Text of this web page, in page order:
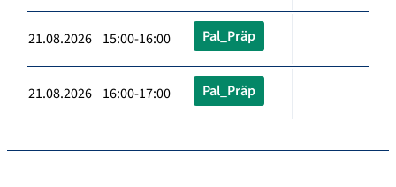
21.08.2026 15:00-16:00 Pal_Präp
21.08.2026 16:00-17:00 Pal_Präp